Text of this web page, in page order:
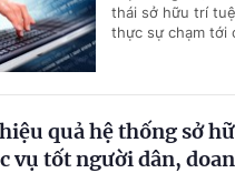
thái sở hữu trí
thực sự chạm tới
quả hệ thống sở
vụ tốt người dân,